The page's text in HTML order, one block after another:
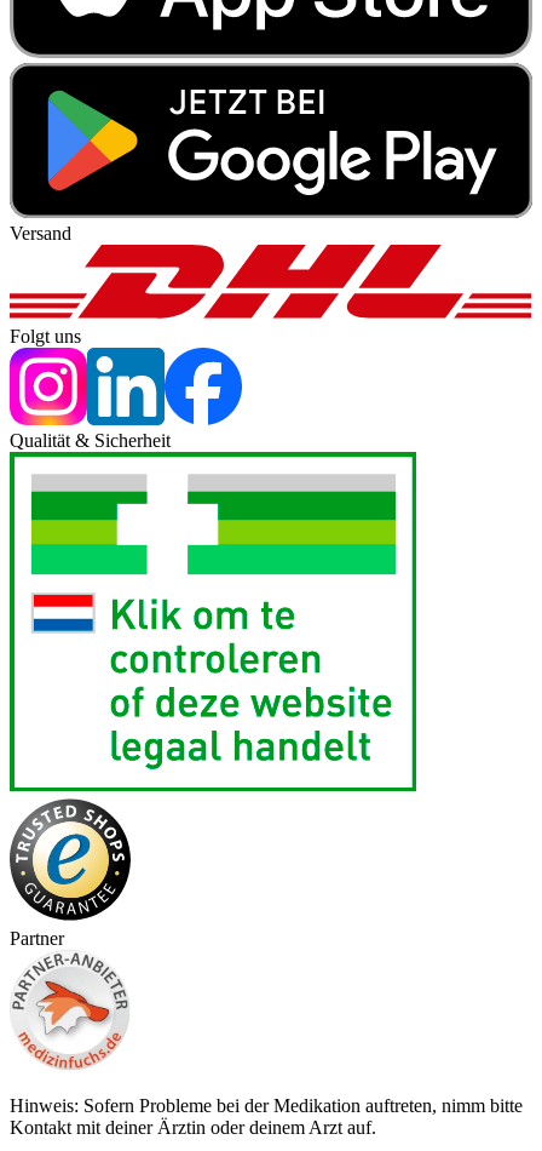
Versand
Folgt uns
Qualität & Sicherheit
Partner
Hinweis: Sofern Probleme bei der Medikation auftreten, nimm bitte
Kontakt mit deiner Ärztin oder deinem Arzt auf.